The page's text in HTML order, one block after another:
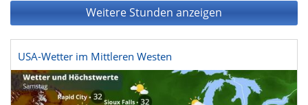
Weitere Stunden anzeigen
USA-Wetter im Mittleren Westen